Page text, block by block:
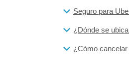
Seguro para
¿Dónde se
¿Cómo